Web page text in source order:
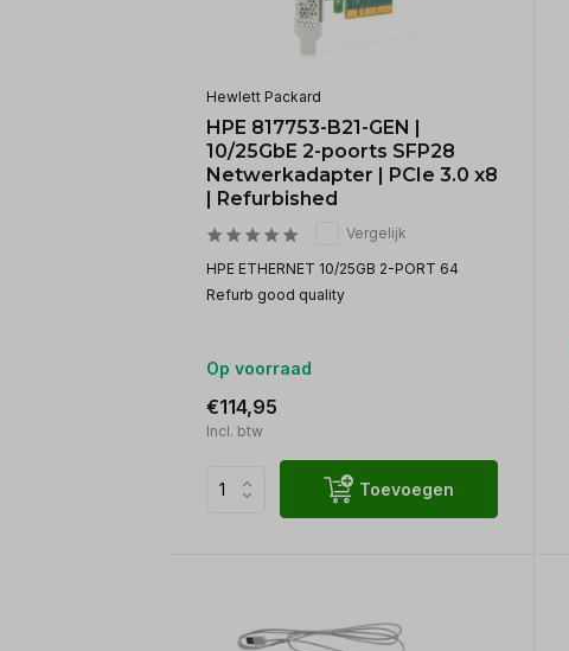
Hewlett Packard
HPE 817753-B21-GEN |
10/25GbE 2-poorts SFP28
Netwerkadapter | PCIe 3.0 x8
| Refurbished
Vergelijk
HPE ETHERNET 10/25GB 2-PORT 64
Refurb good quality
Op voorraad
€114,95
Incl. btw
Toevoegen